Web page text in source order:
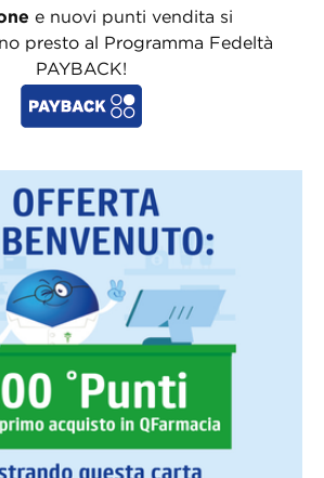
e nuovi punti vendita si
presto al Programma Fedeltà
PAYBACK!